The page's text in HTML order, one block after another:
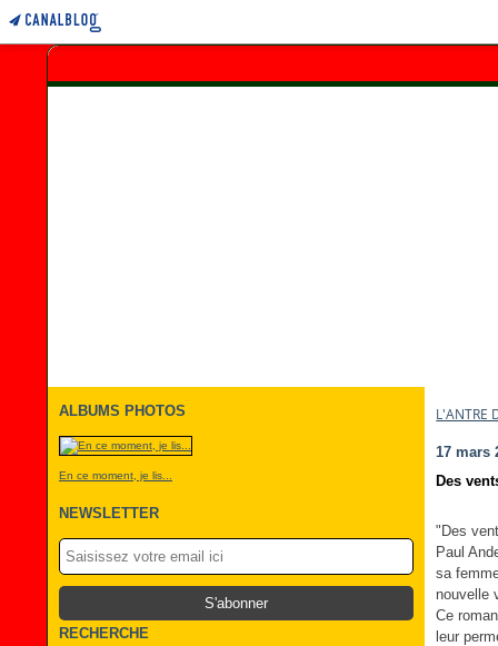
ALBUMS PHOTOS
En ce moment, je lis...
NEWSLETTER
RECHERCHE
L'ANTRE
17 mars
Des
"Des
Paul
sa
nouvelle
Ce
leur